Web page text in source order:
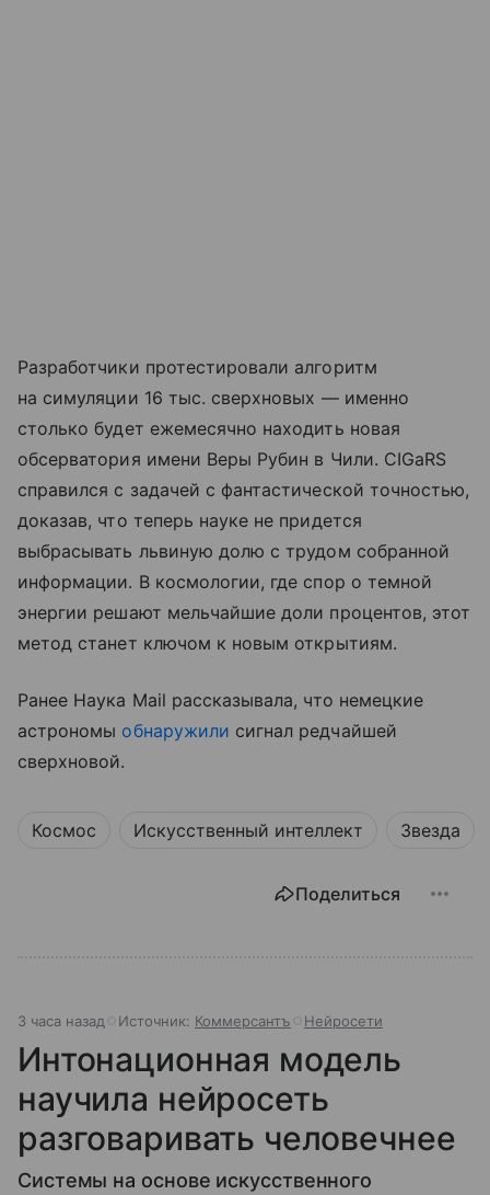
Разработчики протестировали алгоритм
на симуляции 16 тыс. сверхновых — именно
столько будет ежемесячно находить новая
обсерватория имени Веры Рубин в Чили. CIGaRS
справился с задачей с фантастической точностью,
доказав, что теперь науке не придется
выбрасывать львиную долю с трудом собранной
информации. В космологии, где спор о темной
энергии решают мельчайшие доли процентов, этот
метод станет ключом к новым открытиям.
Ранее Наука Mail рассказывала, что немецкие
астрономы обнаружили сигнал редчайшей
сверхновой.
Космос Искусственный интеллект Звезда
Поделиться
3 часа назад Источник: Коммерсантъ Нейросети
Интонационная модель
научила нейросеть
разговаривать человечнее
Системы на основе искусственного